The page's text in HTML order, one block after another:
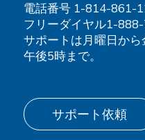
電話番号 1-814-861-
フリーダイヤル1-
サポートは月曜日か
午後5時まで。
サポート依頼